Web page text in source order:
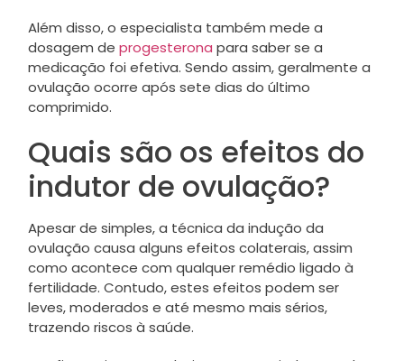
Além disso, o especialista também mede a
dosagem de progesterona para saber se a
medicação foi efetiva. Sendo assim, geralmente a
ovulação ocorre após sete dias do último
comprimido.
Quais são os efeitos do
indutor de ovulação?
Apesar de simples, a técnica da indução da
ovulação causa alguns efeitos colaterais, assim
como acontece com qualquer remédio ligado à
fertilidade. Contudo, estes efeitos podem ser
leves, moderados e até mesmo mais sérios,
trazendo riscos à saúde.